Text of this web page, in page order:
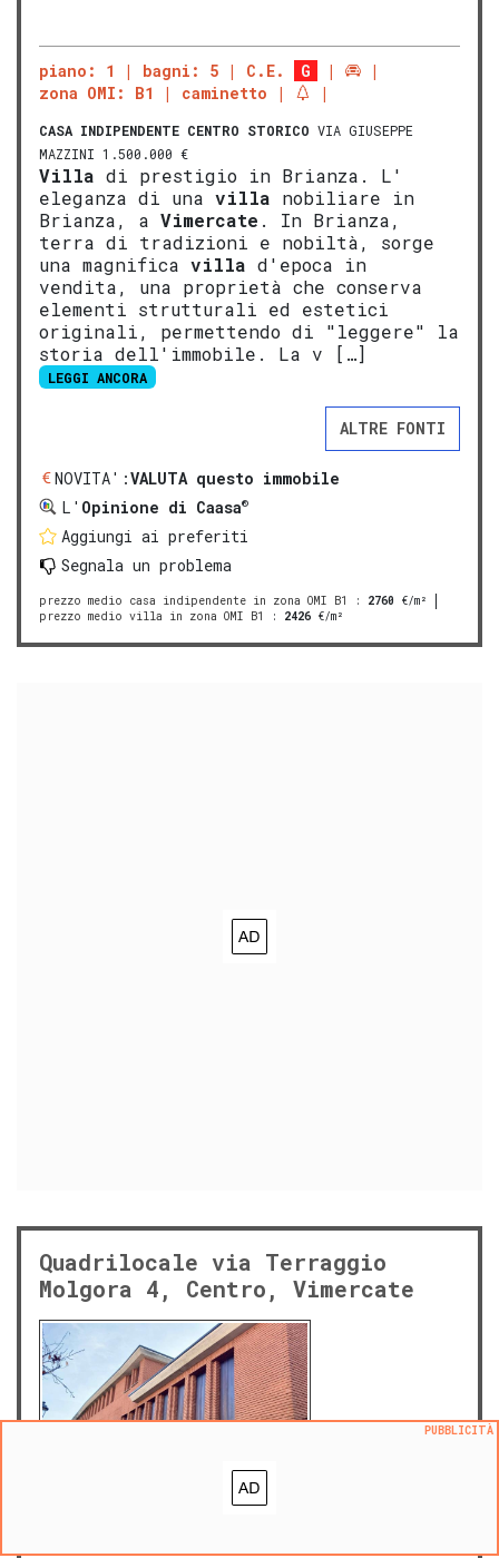
piano: 1 bagni: 5 C.E.
G
zona OMI: B1
caminetto
CASA INDIPENDENTE CENTRO STORICO VIA GIUSEPPE
MAZZINI 1.500.000 €
Villa di prestigio in Brianza. L'
eleganza di una villa nobiliare in
Brianza, a Vimercate . In Brianza,
terra di tradizioni e nobiltà, sorge
una magnifica villa d'epoca in
vendita, una proprietà che conserva
elementi strutturali ed estetici
originali, permettendo di "leggere" la
storia dell'immobile. La v […]
LEGGI ANCORA
ALTRE FONTI
NOVITA':VALUTA questo immobile
L' Opinione di Caasa®
Aggiungi ai preferiti
Segnala un problema
prezzo medio casa indipendente in zona OMI B1 : 2760 €/m²
prezzo medio villa in zona OMI B1
: 2426 €/m²
Quadrilocale via Terraggio
Molgora 4, Centro, Vimercate
PUBBLICITÀ